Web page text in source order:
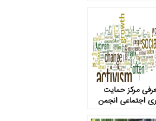
مرکز حمایت
اجتماعی انجمن